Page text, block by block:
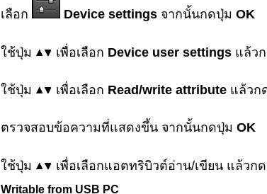
เลือก Device settings จากนั้นกดปุ่ม OK
ใช้ปุ่ม เพื่อเลือก Device user settings แล้ว
ใช้ปุ่ม เพื่อเลือก Read/write attribute แล้วก
ตรวจสอบข้อความที่แสดงขึ้น จากนั้นกดปุ่ม OK
ใช้ปุ่ม เพื่อเลือกแอตทริบิวต์อ่าน/เขียน แล้วก
Writable from USB PC